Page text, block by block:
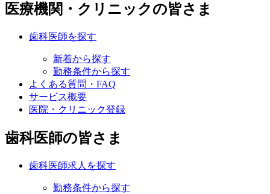
医療機関・クリニックの皆さま
歯科医師を探す
新着から探す
勤務条件から探す
よくある質問・FAQ
サービス概要
医院・クリニック登録
歯科医師の皆さま
歯科医師求人を探す
勤務条件から探す